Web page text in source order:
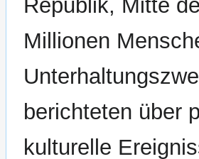
Republik, Mitte
Millionen
berichteten über
kulturelle